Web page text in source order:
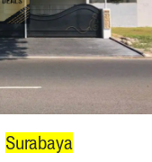
Surabaya